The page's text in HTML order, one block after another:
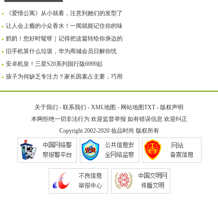
《爱情公寓》从小就看，注意到她们的发型了
让人会上瘾的小众香水！一闻就能记住你的味
奶奶！您好时髦呀｜记得把这篇转给你身边的
旧手机算什么垃圾，华为商城会员日解你忧
安卓机皇！三星S20系列国行版6999起
孩子为何缺乏专注力？家长因素占主要，巧用
关于我们 - 联系我们 - XML地图 - 网站地图TXT- 版权声明
本网拒绝一切非法行为 欢迎监督举报 如有错误信息 欢迎纠正
Copyright 2002-2020 妆品时尚 版权所有